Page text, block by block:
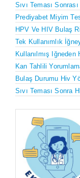
Sıvı Teması
Prediyabet Miyim
HPV Ve HIV Bulaş
Tek Kullanımlık
Kullanılmış
Kan Tahlili
Bulaş Durumu Hiv
Sıvı Teması Sonra